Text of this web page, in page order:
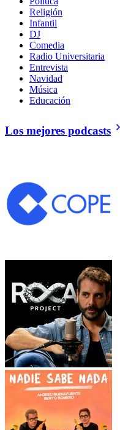
Religión
Infantil
DJ
Comedia
Radio Universitaria
Entrevista
Navidad
Música
Educación
Los mejores podcasts